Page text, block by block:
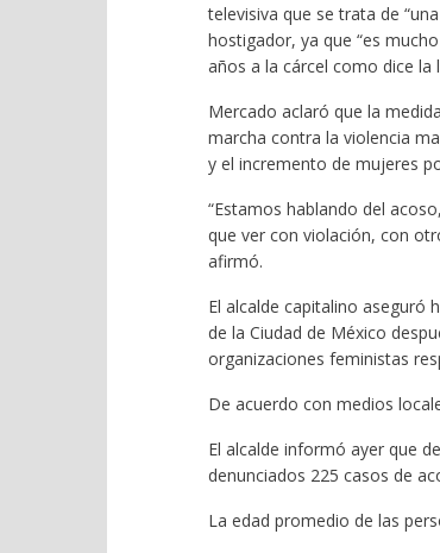
televisiva que se trata de
hostigador, ya que “es
años a la cárcel como dice la
Mercado aclaró que la
marcha contra la violencia
y el incremento de mujeres
“Estamos hablando del
que ver con violación, con
afirmó.
El alcalde capitalino aseguró
de la Ciudad de México
organizaciones feministas
De acuerdo con medios
El alcalde informó ayer que
denunciados 225 casos de
La edad promedio de las